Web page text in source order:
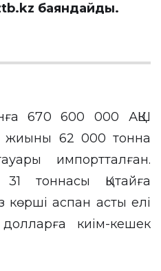
баяндайды.
670 600 000 АҚШ
жиыны 62 000 тонна
импортталған.
тоннасы Қытайға
көрші аспан асты елі
киім-кешек